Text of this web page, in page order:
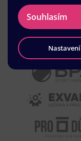
Souhlasím
Nastavení